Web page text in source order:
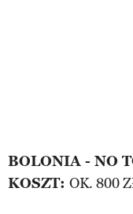
BOLONIA - NO
KOSZT: OK. 800